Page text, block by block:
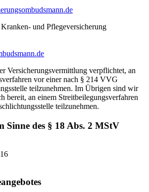
und Pflegeversicherung
Versicherungsvermittlung verpflichtet, an
vor einer nach § 214 VVG
teilzunehmen. Im Übrigen sind wir
bereit, an einem Streitbeilegungsverfahren
teilzunehmen.
Sinne des § 18 Abs. 2 MStV